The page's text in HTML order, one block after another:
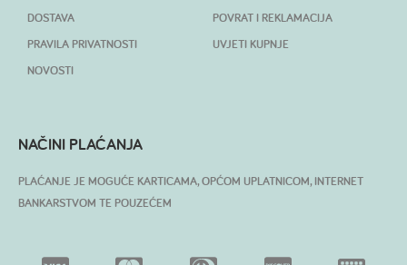
DOSTAVA
PRAVILA PRIVATNOSTI
NOVOSTI
POVRAT I REKLAMACIJA
UVJETI KUPNJE
NAČINI PLAĆANJA
PLAĆANJE JE MOGUĆE KARTICAMA, OPĆOM UPLATNICOM, INTERNET
BANKARSTVOM TE POUZEĆEM